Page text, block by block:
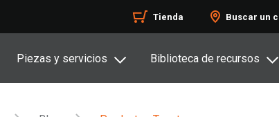
Tienda Buscar un
Piezas y servicios Biblioteca de recursos